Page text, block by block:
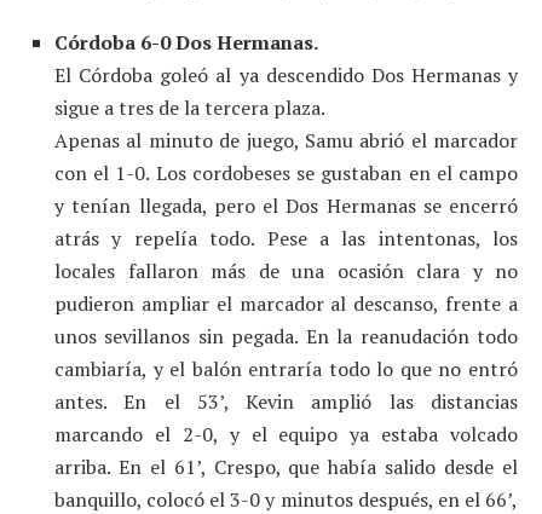
Córdoba 6-0 Dos Hermanas.
El Córdoba goleó al ya descendido Dos Hermanas y
sigue a tres de la tercera plaza.
Apenas al minuto de juego, Samu abrió el marcador
con el 1-0. Los cordobeses se gustaban en el campo
y tenían llegada, pero el Dos Hermanas se encerró
atrás y repelía todo. Pese a las intentonas, los
locales fallaron más de una ocasión clara y no
pudieron ampliar el marcador al descanso, frente a
unos sevillanos sin pegada. En la reanudación todo
cambiaría, y el balón entraría todo lo que no entró
antes. En el 53’, Kevin amplió las distancias
marcando el 2-0, y el equipo ya estaba volcado
arriba. En el 61’, Crespo, que había salido desde el
banquillo, colocó el 3-0 y minutos después, en el 66’,